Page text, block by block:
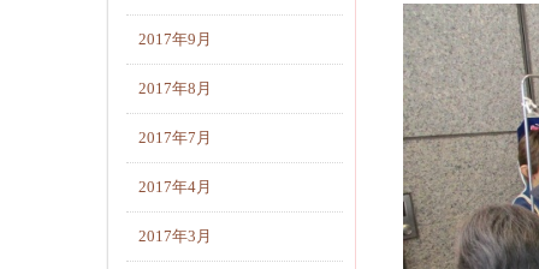
2017年9月
2017年8月
2017年7月
2017年4月
2017年3月